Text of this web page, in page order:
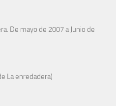
De mayo de 2007 a Junio de
La enredadera)